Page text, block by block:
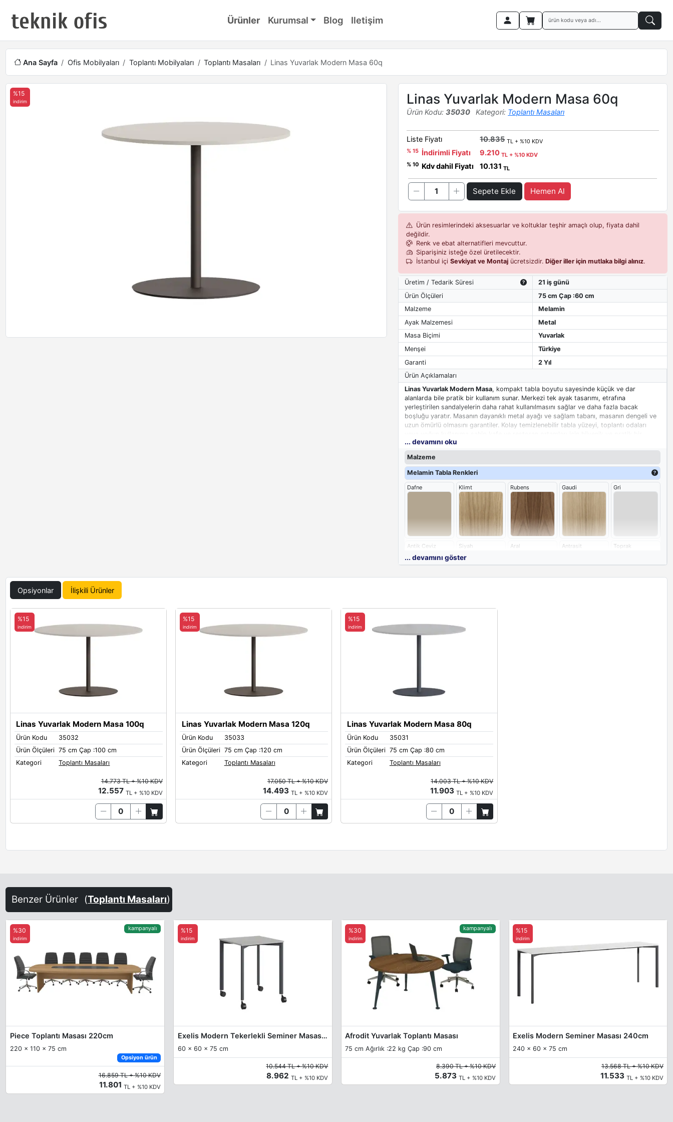
Ürünler Kurumsal Blog Iletişim
Ana Sayfa Ofis Mobilyaları Toplantı Mobilyaları Toplantı Masaları Linas Yuvarlak Modern Masa 60q
%15
indirim Linas Yuvarlak Modern Masa 60q
Ürün Kodu: 35030 Kategori: Toplantı Masaları
Liste Fiyatı 10.835 TL + %10 KDV
% 15 İndirimli Fiyatı 9.210TL + %10 KDV
% 10 Kdv dahil Fiyatı 10.131TL
Sepete Ekle Hemen Al
Ürün resimlerindeki aksesuarlar ve koltuklar teşhir amaçlı olup, fiyata dahil
değildir.
Renk ve ebat alternatifleri mevcuttur.
Siparişiniz isteğe özel üretilecektir.
İstanbul içiSevkiyat ve Montaj ücretsizdir.Diğer iller için mutlaka bilgi alınız.
Üretim / Tedarik Süresi
21 iş günü
Ürün Ölçüleri
75 cm Çap :60 cm
Malzeme
Melamin
Ayak Malzemesi
Metal
Masa Biçimi
Yuvarlak
Menşei
Türkiye
Garanti
2 Yıl
Ürün Açıklamaları
Linas Yuvarlak Modern Masa, kompakt tabla boyutu sayesinde küçük ve dar
alanlarda bile pratik bir kullanım sunar. Merkezi tek ayak tasarımı, etrafına
yerleştirilen sandalyelerin daha rahat kullanılmasını sağlar ve daha fazla bacak
boşluğu yaratır. Masanın dayanıklı metal ayağı ve sağlam tabanı, masanın dengeli ve
uzun ömürlü olmasını garantiler. Kolay temizlenebilir tabla yüzeyi, toplantı odaları
çözüm sunar.
... devamını oku
Malzeme
Melamin Tabla Renkleri
Dafne Klimt Rubens Gaudi Gri
Antik Ceviz Siyah Aral Antrasit Toprak
Metal Ayak Renkleri
Quartz
Sand-Yellow Steel Blue
... devamını göster
Opsiyonlar İlişkili Ürünler
Linas Yuvarlak Modern Masa 100q
Ürün Kodu
35032
Ürün Ölçüleri 75 cm Çap :100 cm
Kategori
Toplantı Masaları
%15
indirim
14.773 TL + %10 KDV
12.557 TL + %10 KDV
Linas Yuvarlak Modern Masa 120q
Ürün Kodu
35033
Ürün Ölçüleri 75 cm Çap :120 cm
Kategori
Toplantı Masaları
%15
indirim
17.050 TL + %10 KDV
14.493 TL + %10 KDV
Linas Yuvarlak Modern Masa 80q
Ürün Kodu
35031
Ürün Ölçüleri 75 cm Çap :80 cm
Kategori
Toplantı Masaları
%15
indirim
14.003 TL + %10 KDV
11.903TL + %10 KDV
Benzer Ürünler (Toplantı Masaları)
Piece Toplantı Masası 220cm
220 x 110 x 75 cm
Opsiyon ürün
%30
indirim
16.859 TL + %10 KDV
11.801 TL + %10 KDV
kampanyalı
Exelis Modern Tekerlekli Seminer Masası 60cm
60 x 60 x 75 cm
%15
indirim
10.544 TL + %10 KDV
8.962TL + %10 KDV
Afrodit Yuvarlak Toplantı Masası
75 cm Ağırlık :22 kg Çap :90 cm
%30
indirim
8.390 TL + %10 KDV
5.873TL + %10 KDV
kampanyalı
Exelis Modern Seminer Masası 240cm
240 x 60 x 75 cm
%15
indirim
13.568 TL + %10 KDV
11.533 TL + %10 KDV